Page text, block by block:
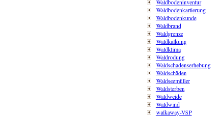
Waldbodeninventur
Waldbodenkartierung
Waldbodenkunde
Waldbrand
Waldgrenze
Waldkalkung
Waldklima
Waldrodung
Waldschadenserhebung
Waldschäden
Waldseemüller
Waldsterben
Waldweide
Waldwind
walkaway-VSP